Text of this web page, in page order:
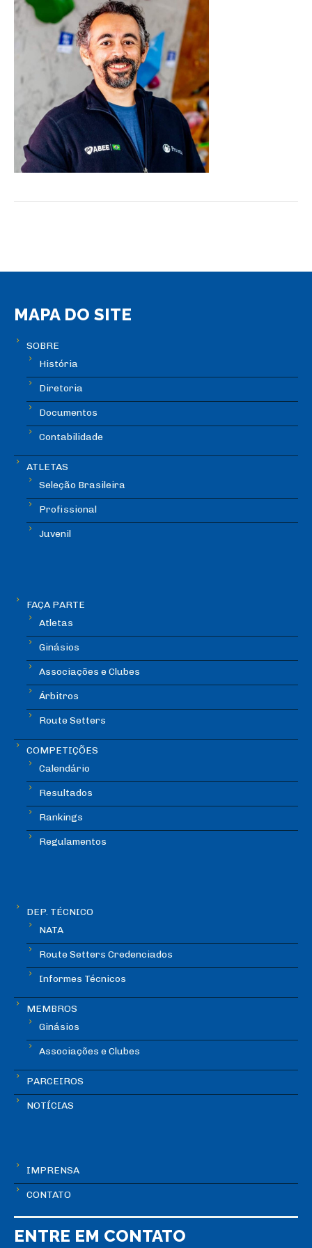
MAPA DO SITE
SOBRE
História
Diretoria
Documentos
Contabilidade
ATLETAS
Seleção Brasileira
Profissional
Juvenil
FAÇA PARTE
Atletas
Ginásios
Associações e Clubes
Árbitros
Route Setters
COMPETIÇÕES
Calendário
Resultados
Rankings
Regulamentos
DEP. TÉCNICO
NATA
Route Setters Credenciados
Informes Técnicos
MEMBROS
Ginásios
Associações e Clubes
PARCEIROS
NOTÍCIAS
IMPRENSA
CONTATO
ENTRE EM CONTATO